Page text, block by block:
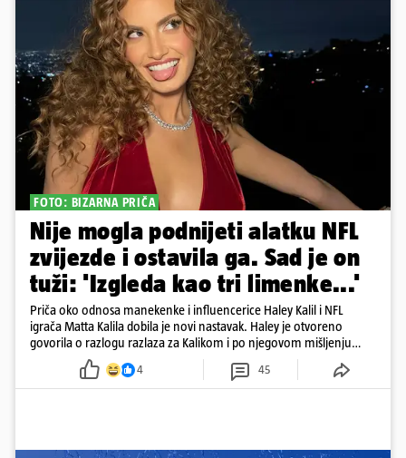
FOTO: BIZARNA PRIČA
Nije mogla podnijeti alatku NFL
zvijezde i ostavila ga. Sad je on
tuži: 'Izgleda kao tri limenke...'
Priča oko odnosa manekenke i influencerice Haley Kalil i NFL
igrača Matta Kalila dobila je novi nastavak. Haley je otvoreno
govorila o razlogu razlaza za Kalikom i po njegovom mišljenju
prešla granicu dobrog ukusa
4 45